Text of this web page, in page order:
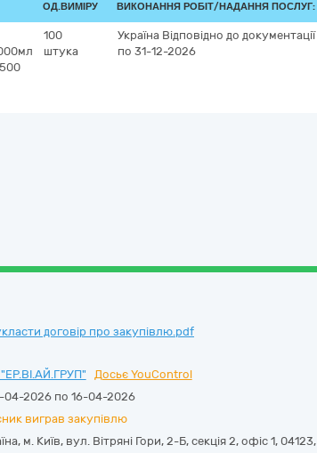
ОД.ВИМІРУ
ВИКОНАННЯ РОБІТ/НАДАННЯ ПОСЛУГ:
100
штука
Україна Відповідно до документації
по 31-12-2026
договір про закупівлю.pdf
Досьє YouControl
04-2026 по 16-04-2026
виграв закупівлю
, м. Київ, вул. Вітряні Гори, 2-Б, секція 2, офіс 1, 04123,